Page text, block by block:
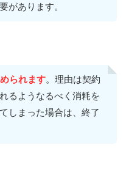
があります。
られます。理由は契約
るようなるべく消耗を
しまった場合は、終了